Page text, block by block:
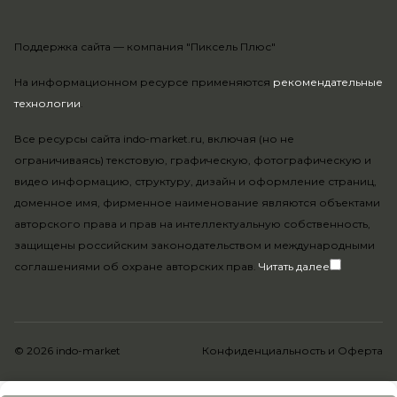
На информационном ресурсе применяются рекомендательные
технологии.
Все ресурсы сайта indo-market.ru, включая (но не
ограничиваясь) текстовую, графическую, фотографическую и
видео информацию, структуру, дизайн и оформление страниц,
доменное имя, фирменное наименование являются объектами
авторского права и прав на интеллектуальную собственность,
защищены российским законодательством и международными
соглашениями об охране авторских прав. Читать далее
Поддержка сайта — компания "Пиксель Плюс"
© 2026 indo-market Конфиденциальность и Оферта